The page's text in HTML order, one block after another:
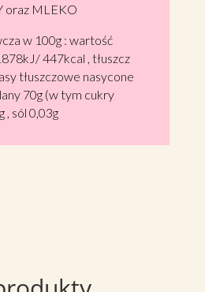
oraz MLEKO
w 100g : wartość
447kcal , tłuszcz
tłuszczowe nasycone
70g (w tym cukry
, sól 0,03g